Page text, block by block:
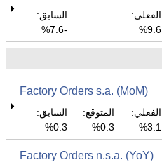
الفعلي:
9.6%
السابق:
-7.6%
Factory Orders s.a. (MoM)
الفعلي:
3.1%
المتوقع:
0.3%
السابق:
0.3%
Factory Orders n.s.a. (YoY)